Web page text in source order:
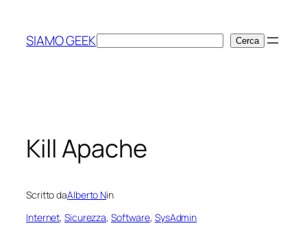
contenuto
SIAMO GEEKCerca Cerca
Kill Apache
Scritto daAlberto Nin
Internet, Sicurezza, Software, SysAdmin